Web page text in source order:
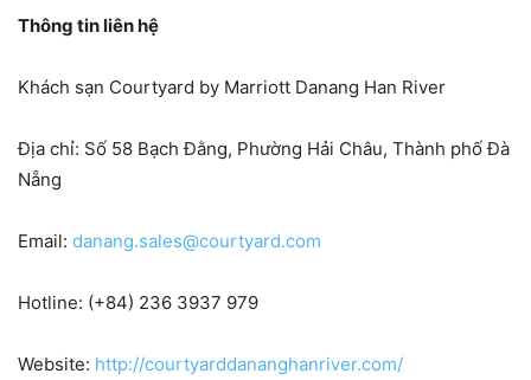
Thông tin liên hệ
Khách sạn Courtyard by Marriott Danang Han River
Địa chỉ: Số 58 Bạch Đằng, Phường Hải Châu, Thành phố Đà
Nẵng
Email: danang.sales@courtyard.com
Hotline: (+84) 236 3937 979
Website: http://courtyarddananghanriver.com/